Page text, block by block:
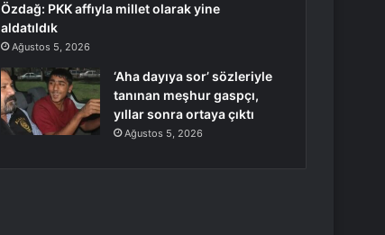
Özdağ: PKK affıyla millet olarak yine
aldatıldık
Ağustos 5, 2026
‘Aha dayıya sor’ sözleriyle
tanınan meşhur gaspçı,
yıllar sonra ortaya çıktı
Ağustos 5, 2026